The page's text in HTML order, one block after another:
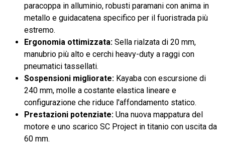
paracoppa in alluminio, robusti paramani con anima in
metallo e guidacatena specifico per il fuoristrada più
estremo.
Ergonomia ottimizzata: Sella rialzata di 20 mm,
manubrio più alto e cerchi heavy-duty a raggi con
pneumatici tassellati.
Sospensioni migliorate: Kayaba con escursione di
240 mm, molle a costante elastica lineare e
configurazione che riduce l'affondamento statico.
Prestazioni potenziate: Una nuova mappatura del
motore e uno scarico SC Project in titanio con uscita da
60 mm.